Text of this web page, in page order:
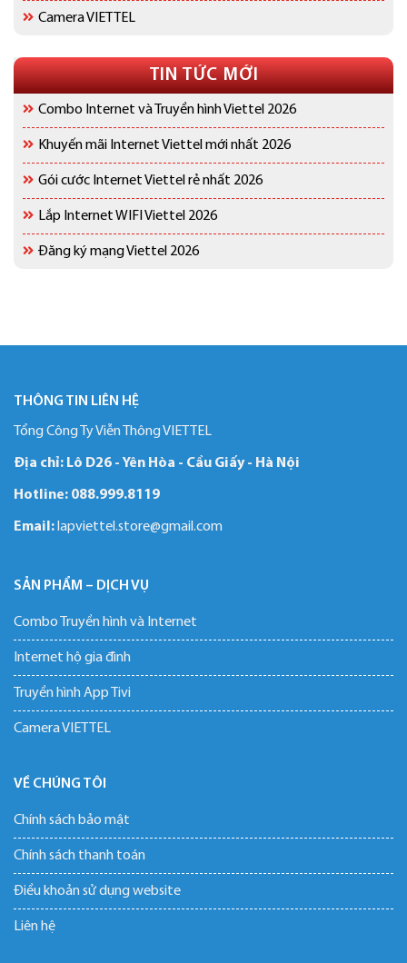
Camera VIETTEL
TIN TỨC MỚI
Combo Internet và Truyền hình Viettel 2026
Khuyến mãi Internet Viettel mới nhất 2026
Gói cước Internet Viettel rẻ nhất 2026
Lắp Internet WIFI Viettel 2026
Đăng ký mạng Viettel 2026
THÔNG TIN LIÊN HỆ
Tổng Công Ty Viễn Thông VIETTEL
Địa chỉ: Lô D26 - Yên Hòa - Cầu Giấy - Hà Nội
Hotline: 088.999.8119
Email: lapviettel.store@gmail.com
SẢN PHẨM – DỊCH VỤ
Combo Truyền hình và Internet
Internet hộ gia đình
Truyền hình App Tivi
Camera VIETTEL
VỀ CHÚNG TÔI
Chính sách bảo mật
Chính sách thanh toán
Điều khoản sử dụng website
Liên hệ